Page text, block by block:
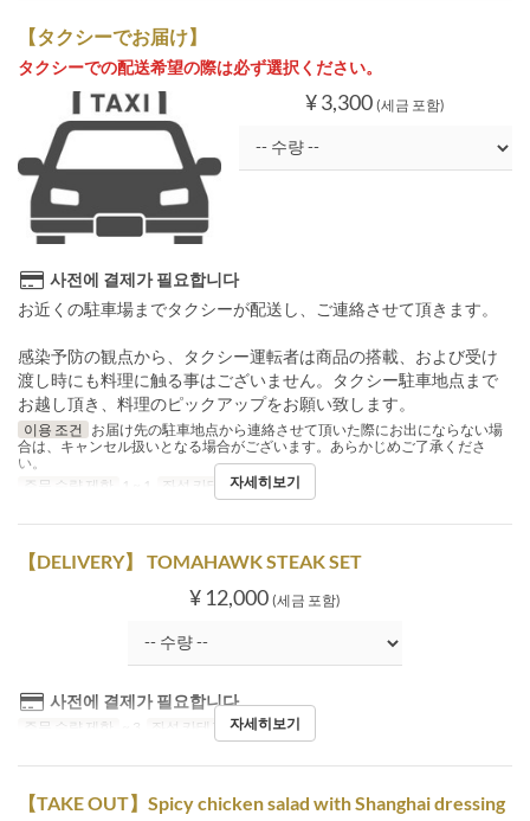
【タクシーでお届け】
タクシーでの配送希望の際は必ず選択ください。
¥ 3,300 (세금 포함)
사전에 결제가 필요합니다
お近くの駐車場までタクシーが配送し、ご連絡させて頂きます。
感染予防の観点から、タクシー運転者は商品の搭載、および受け
渡し時にも料理に触る事はございません。タクシー駐車地点まで
お越し頂き、料理のピックアップをお願い致します。
이용 조건
お届け先の駐車地点から連絡させて頂いた際にお出にならない場
合は、キャンセル扱いとなる場合がございます。あらかじめご了承くださ
い。
주문 수량 제한
1 ~ 1 좌석 카테고리 Delivery
자세히보기
【DELIVERY】 TOMAHAWK STEAK SET
¥ 12,000 (세금 포함)
사전에 결제가 필요합니다
주문 수량 제한 ~ 3 좌석 카테고리 Delivery
자세히보기
【TAKE OUT】Spicy chicken salad with Shanghai dressing